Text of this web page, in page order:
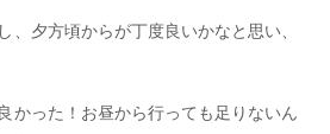
、夕方頃からが丁度良いかなと思い、
かった！お昼から行っても足りないん